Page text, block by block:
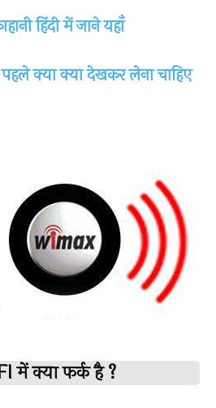
हिंदी में जाने यहाँ
क्या क्या देखकर लेना चाहिए
में क्या फर्क है ?